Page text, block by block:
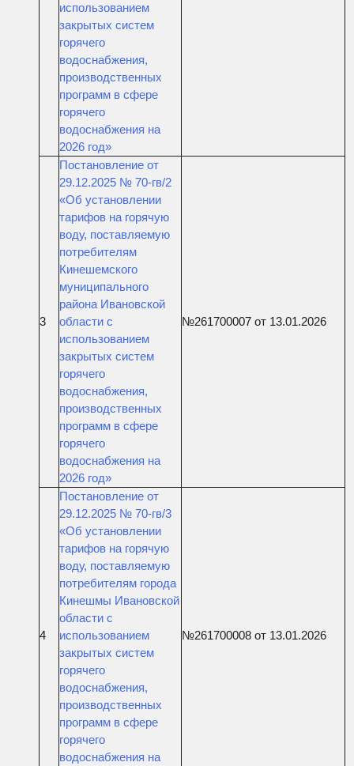
использованием
закрытых систем
горячего
водоснабжения,
производственных
программ в сфере
горячего
водоснабжения на
2026 год»
3
Постановление от
29.12.2025 № 70-гв/2
«Об установлении
тарифов на горячую
воду, поставляемую
потребителям
Кинешемского
муниципального
района Ивановской
области с
использованием
закрытых систем
горячего
водоснабжения,
производственных
программ в сфере
горячего
водоснабжения на
2026 год»
№261700007 от 13.01.2026
4
Постановление от
29.12.2025 № 70-гв/3
«Об установлении
тарифов на горячую
воду, поставляемую
потребителям города
Кинешмы Ивановской
области с
использованием
закрытых систем
горячего
водоснабжения,
производственных
программ в сфере
горячего
водоснабжения на
№261700008 от 13.01.2026